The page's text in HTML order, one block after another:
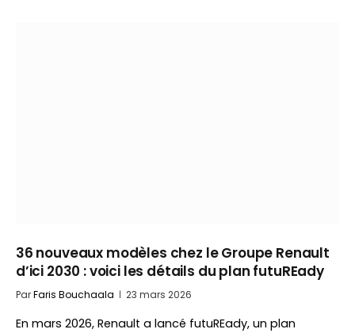
36 nouveaux modèles chez le Groupe Renault
d’ici 2030 : voici les détails du plan futuREady
ParFaris Bouchaala 23 mars 2026
En mars 2026, Renault a lancé futuREady, un plan